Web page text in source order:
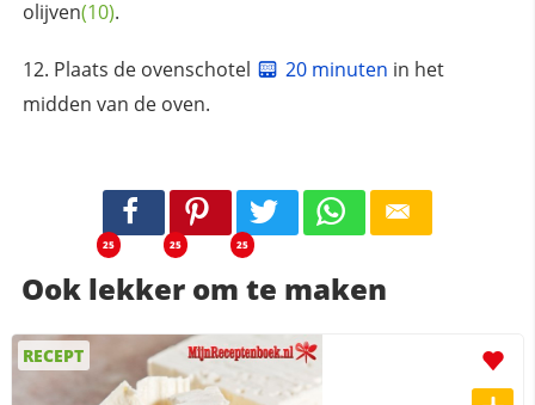
olijven(10).
Plaats de ovenschotel 20 minuten in het
midden van de oven.
25 25 25
Ook lekker om te maken
RECEPT